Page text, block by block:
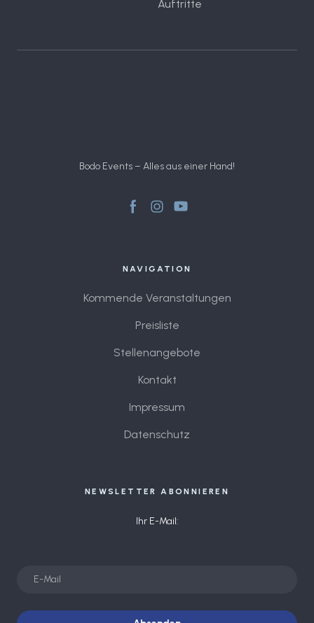
Auftritte
Bodo Events – Alles aus einer Hand!
NAVIGATION
Kommende Veranstaltungen
Preisliste
Stellenangebote
Kontakt
Impressum
Datenschutz
NEWSLETTER ABONNIEREN
Ihr E-Mail: